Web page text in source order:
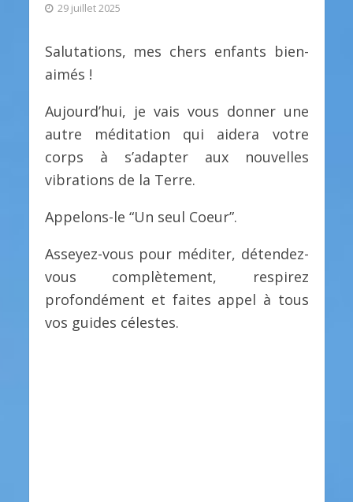
29 juillet 2025
Salutations, mes chers enfants bien-
aimés !
Aujourd’hui, je vais vous donner une
autre méditation qui aidera votre
corps à s’adapter aux nouvelles
vibrations de la Terre.
Appelons-le “Un seul Coeur”.
Asseyez-vous pour méditer, détendez-
vous complètement, respirez
profondément et faites appel à tous
vos guides célestes.